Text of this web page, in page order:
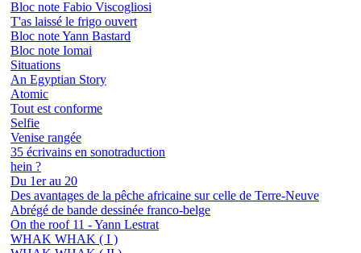
Bloc note Fabio Viscogliosi
T'as laissé le frigo ouvert
Bloc note Yann Bastard
Bloc note Iomai
Situations
An Egyptian Story
Atomic
Tout est conforme
Selfie
Venise rangée
35 écrivains en sonotraduction
hein ?
Du 1er au 20
Des avantages de la pêche africaine sur celle de Terre-Neuve
Abrégé de bande dessinée franco-belge
On the roof 11 - Yann Lestrat
WHAK WHAK ( I )